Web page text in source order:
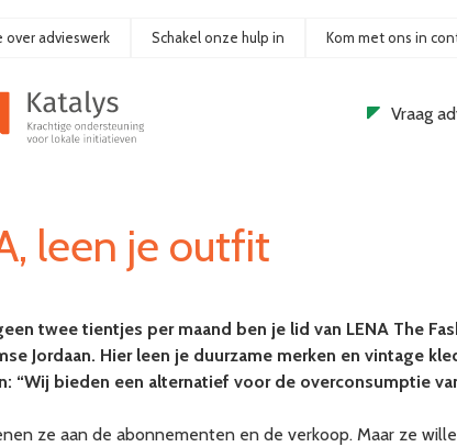
over advieswerk Schakel onze hulp in Kom met ons in
Vraag
leen je outfit
twee tientjes per maand ben je lid van LENA The
Jordaan. Hier leen je duurzame merken en vintage
“Wij bieden een alternatief voor de overconsumptie
ze aan de abonnementen en de verkoop. Maar ze